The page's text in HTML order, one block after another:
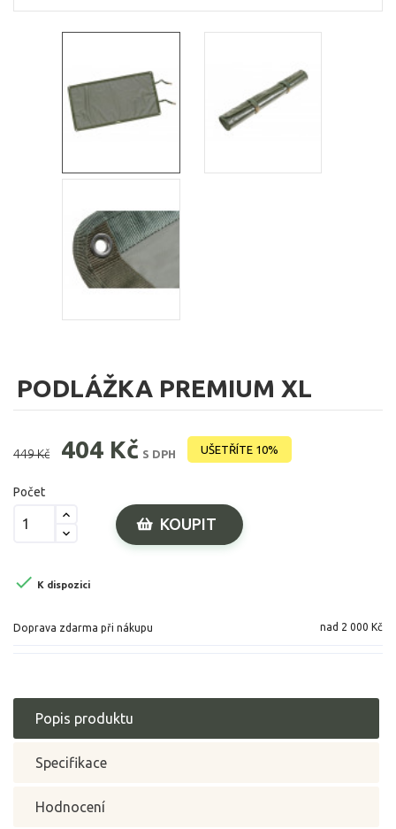
PODLÁŽKA PREMIUM XL
449 Kč 404 Kč S DPH UŠETŘÍTE 10%
Počet
KOUPIT
 K dispozici
Doprava zdarma při nákupu nad 2 000 Kč
Popis produktu
Specifikace
Hodnocení